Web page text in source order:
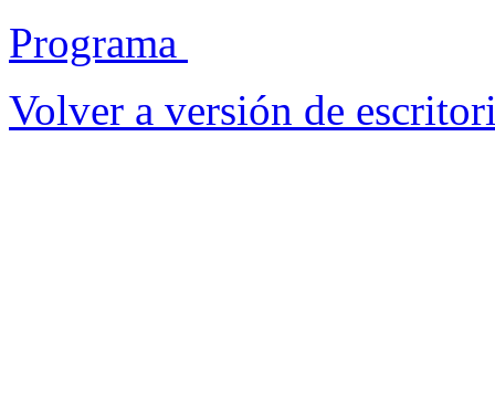
Programa
Volver a versión de